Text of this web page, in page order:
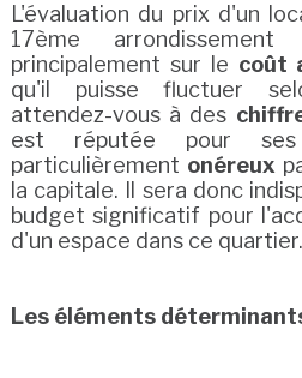
L'évaluation du prix d'un
17ème
principalement sur le coût
qu'il puisse fluctuer
attendez-vous à des
est réputée pour ses
particulièrement onéreux
la capitale. Il sera donc
budget significatif pour
d'un espace dans ce quartier.
Les éléments